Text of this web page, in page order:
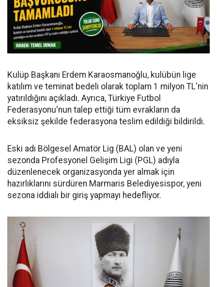
Kulüp Başkanı Erdem Karaosmanoğlu, kulübün lige
katılım ve teminat bedeli olarak toplam 1 milyon TL'nin
yatırıldığını açıkladı. Ayrıca, Türkiye Futbol
Federasyonu'nun talep ettiği tüm evrakların da
eksiksiz şekilde federasyona teslim edildiği bildirildi.
Eski adı Bölgesel Amatör Lig (BAL) olan ve yeni
sezonda Profesyonel Gelişim Ligi (PGL) adıyla
düzenlenecek organizasyonda yer almak için
hazırlıklarını sürdüren Marmaris Belediyesispor, yeni
sezona iddialı bir giriş yapmayı hedefliyor.